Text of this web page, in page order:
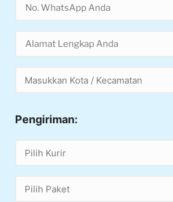
Masukkan Kota / Kecamatan
Pengiriman:
Pilih Kurir
Pilih Paket